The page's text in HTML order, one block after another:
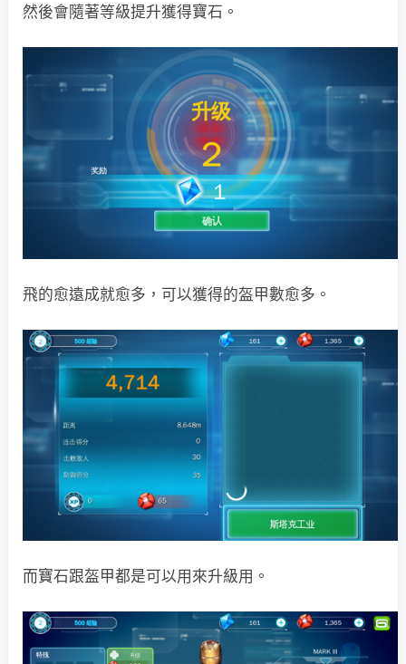
然後會隨著等級提升獲得寶石。
飛的愈遠成就愈多，可以獲得的盔甲數愈多。
而寶石跟盔甲都是可以用來升級用。